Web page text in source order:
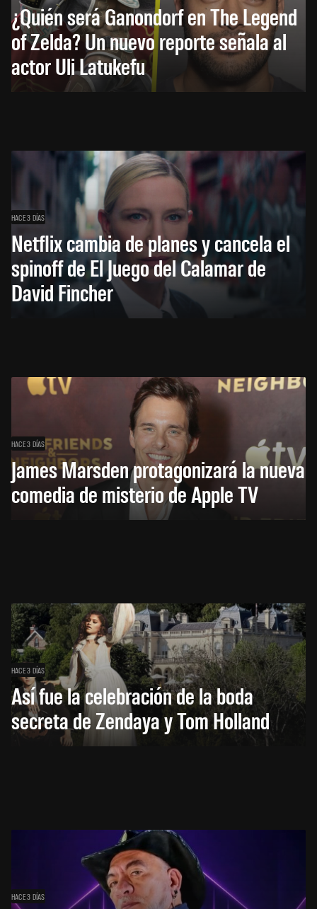
¿Quién será Ganondorf en The Legend
of Zelda? Un nuevo reporte señala al
actor Uli Latukefu
HACE 3 DÍAS
Netflix cambia de planes y cancela el
spinoff de El Juego del Calamar de
David Fincher
HACE 3 DÍAS
James Marsden protagonizará la nueva
comedia de misterio de Apple TV
HACE 3 DÍAS
Así fue la celebración de la boda
secreta de Zendaya y Tom Holland
HACE 3 DÍAS